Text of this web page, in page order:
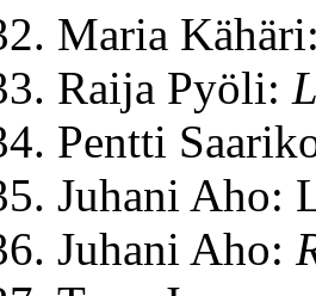
Maria Kähäri:
Raija Pyöli:
Pentti
Juhani Aho:
Juhani Aho: